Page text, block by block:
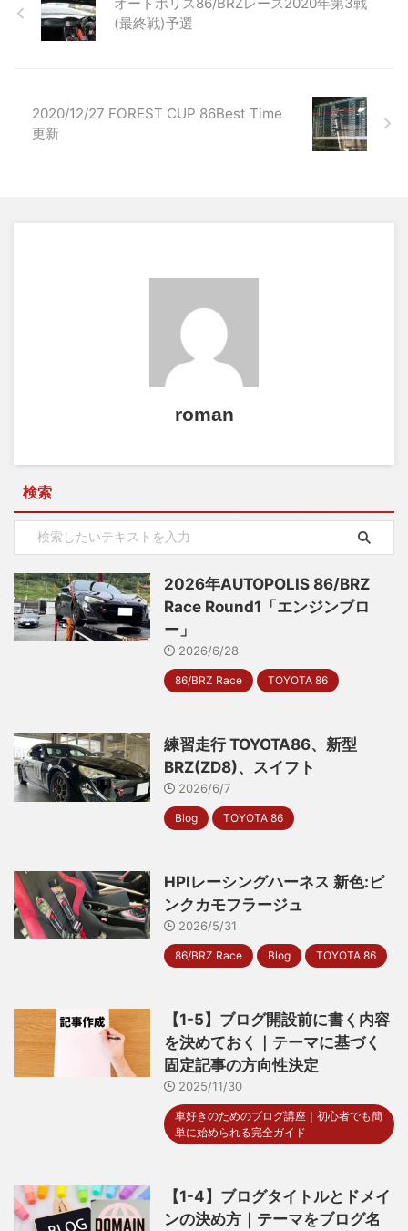
(最終戦)予選
2020/12/27 FOREST CUP 86Best Time
更新
roman
検索
2026年AUTOPOLIS 86/BRZ
Race Round1「エンジンブロ
ー」
2026/6/28
86/BRZ Race TOYOTA 86
練習走行 TOYOTA86、新型
BRZ(ZD8)、スイフト
2026/6/7
Blog TOYOTA 86
HPIレーシングハーネス 新色:ピ
ンクカモフラージュ
2026/5/31
86/BRZ Race Blog TOYOTA 86
【1-5】ブログ開設前に書く内容
を決めておく｜テーマに基づく
固定記事の方向性決定
2025/11/30
車好きのためのブログ講座｜初心者でも簡
単に始められる完全ガイド
【1-4】ブログタイトルとドメイ
ンの決め方｜テーマをブログ名